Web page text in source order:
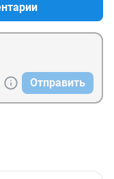
Отправить